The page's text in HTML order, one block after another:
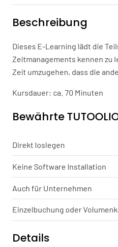
Beschreibung
Dieses E-Learning lädt die
Zeitmanagements kennen zu
Zeit umzugehen, dass die
Kursdauer: ca. 70 Minuten
Bewährte
Direkt loslegen
Keine Software Installation
Auch für Unternehmen
Einzelbuchung oder
Details